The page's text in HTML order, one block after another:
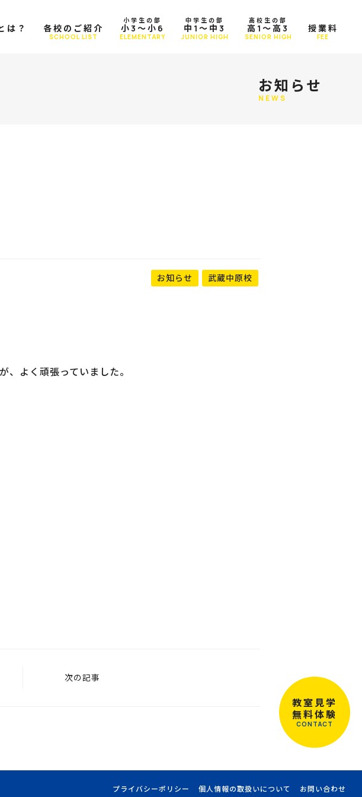
は？ 各校のご紹介
SCHOOL LIST
小学生の部
小3～小6
ELEMENTARY
中学生の部
中1～中3
JUNIOR HIGH
高校生の部
高1～高3
SENIOR HIGH
授業料
FEE
教室見学
無料体験
CONTACT
お知らせ
NEWS
お知らせ 武蔵中原校
、よく頑張っていました。
次の記事
プライバシーポリシー 個人情報の取扱いについて お問い合わせ